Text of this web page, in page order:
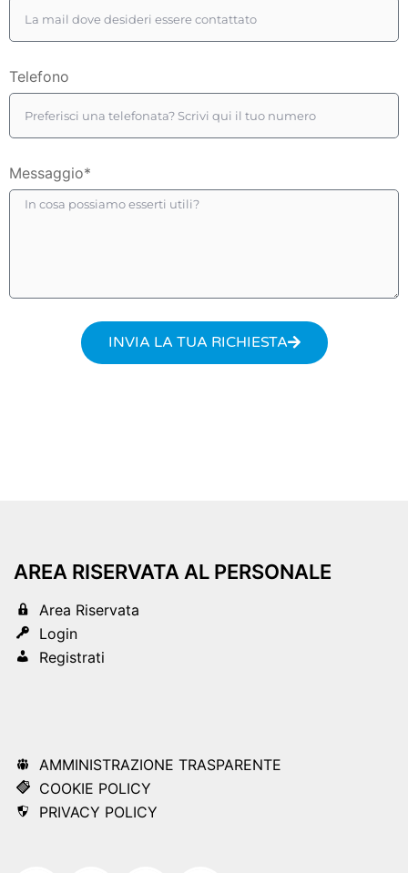
Telefono
Messaggio*
INVIA LA TUA RICHIESTA
AREA RISERVATA AL PERSONALE
Area Riservata
Login
Registrati
AMMINISTRAZIONE TRASPARENTE
COOKIE POLICY
PRIVACY POLICY